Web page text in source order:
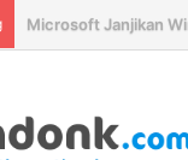
Seagate Targetkan